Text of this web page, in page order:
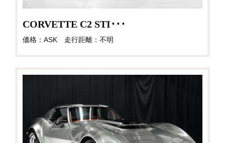
CORVETTE C2 STI･･･
価格：ASK 走行距離：不明